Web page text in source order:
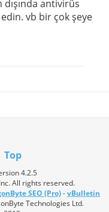
antivirüs
vb bir çok şeye
Top
4.2.5
All rights reserved.
SEO (Pro)-vBulletin
Technologies Ltd.